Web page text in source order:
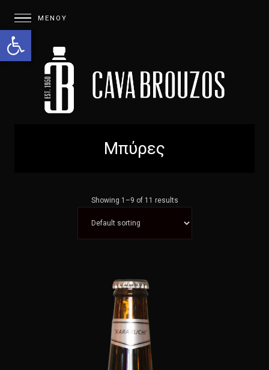
Open toolbar
Μπύρες
Showing 1–9 of 11 results